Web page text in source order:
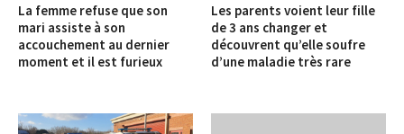
La femme refuse que son
mari assiste à son
accouchement au dernier
moment et il est furieux
Les parents voient leur fille
de 3 ans changer et
découvrent qu’elle soufre
d’une maladie très rare